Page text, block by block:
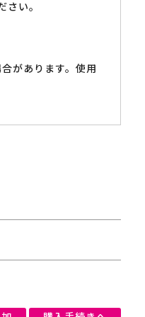
い。
があります。使用